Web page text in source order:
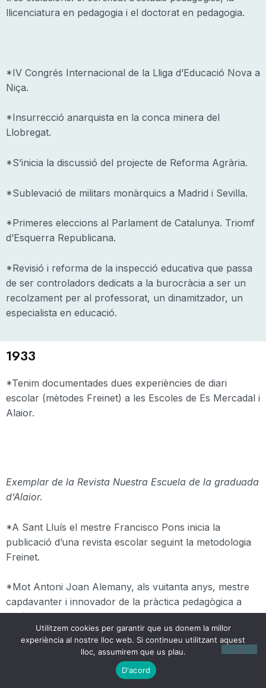
llicenciatura en pedagogia i el doctorat en pedagogia.
*IV Congrés Internacional de la Lliga d’Educació Nova a
Niça.
*Insurrecció anarquista en la conca minera del
Llobregat.
*S’inicia la discussió del projecte de Reforma Agrària.
*Sublevació de militars monàrquics a Madrid i Sevilla.
*Primeres eleccions al Parlament de Catalunya. Triomf
d’Esquerra Republicana.
*Revisió i reforma de la inspecció educativa que passa
de ser controladors dedicats a la burocràcia a ser un
recolzament per al professorat, un dinamitzador, un
especialista en educació.
1933
*Tenim documentades dues experiències de diari
escolar (mètodes Freinet) a les Escoles de Es Mercadal i
Alaior.
Exemplar de la Revista Nuestra Escuela de la graduada
d’Alaior.
*A Sant Lluís el mestre Francisco Pons inicia la
publicació d’una revista escolar seguint la metodologia
Freinet.
*Mot Antoni Joan Alemany, als vuitanta anys, mestre
capdavanter i innovador de la pràctica pedagògica a
Maó.
Utilitzem cookies per garantir que us donem la millor
experiència al nostre lloc web. Si continueu utilitzant aquest
lloc, assumirem que us plau.
D'acord